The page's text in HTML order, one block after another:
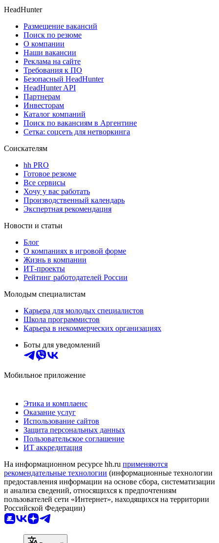
HeadHunter
Размещение вакансий
Поиск по резюме
О компании
Наши вакансии
Реклама на сайте
Требования к ПО
Безопасный HeadHunter
HeadHunter API
Партнерам
Инвесторам
Каталог компаний
Поиск по вакансиям в Аргентине
Сетка: соцсеть для нетворкинга
Соискателям
hh PRO
Готовое резюме
Все сервисы
Хочу у вас работать
Производственный календарь
Экспертная рекомендация
Новости и статьи
Блог
О компаниях в игровой форме
Жизнь в компании
ИТ-проекты
Рейтинг работодателей России
Молодым специалистам
Карьера для молодых специалистов
Школа программистов
Карьера в некоммерческих организациях
Боты для уведомлений
Мобильное приложение
Этика и комплаенс
Оказание услуг
Использование сайтов
Защита персональных данных
Пользовательское соглашение
ИТ аккредитация
На информационном ресурсе hh.ru применяются
рекомендательные технологии (информационные технологии
предоставления информации на основе сбора, систематизации
и анализа сведений, относящихся к предпочтениям
пользователей сети «Интернет», находящихся на территории
Российской Федерации)